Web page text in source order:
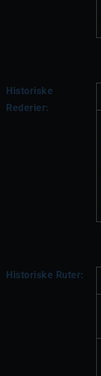
Historiske
Rederier:
Historiske Ruter: